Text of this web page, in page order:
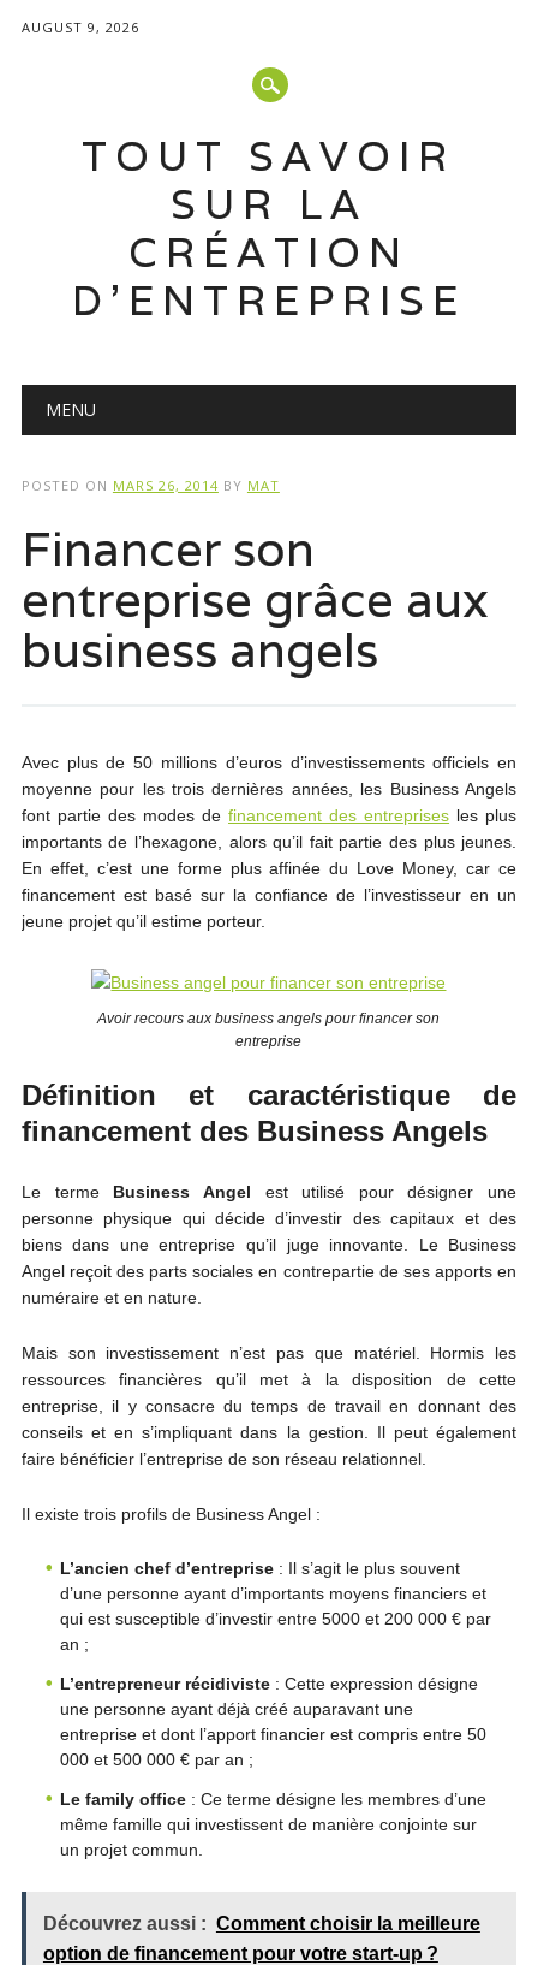
AUGUST 9, 2026
TOUT SAVOIR
SUR LA
CRÉATION
D'ENTREPRISE
Main menu
MENU
POSTED ON MARS 26, 2014 BY MAT
Financer son
entreprise grâce aux
business angels
Avec plus de 50 millions d’euros d’investissements officiels en
moyenne pour les trois dernières années, les Business Angels
font partie des modes definancement des entreprises les plus
importants de l’hexagone, alors qu’il fait partie des plus jeunes.
En effet, c’est une forme plus affinée du Love Money, car ce
financement est basé sur la confiance de l’investisseur en un
jeune projet qu’il estime porteur.
Avoir recours aux business angels pour financer son
entreprise
Définition et caractéristique de
financement des Business Angels
Le terme Business Angel est utilisé pour désigner une
personne physique qui décide d’investir des capitaux et des
biens dans une entreprise qu’il juge innovante. Le Business
Angel reçoit des parts sociales en contrepartie de ses apports en
numéraire et en nature.
Mais son investissement n’est pas que matériel. Hormis les
ressources financières qu’il met à la disposition de cette
entreprise, il y consacre du temps de travail en donnant des
conseils et en s’impliquant dans la gestion. Il peut également
faire bénéficier l’entreprise de son réseau relationnel.
Il existe trois profils de Business Angel :
L’ancien chef d’entreprise: Il s’agit le plus souvent
d’une personne ayant d’importants moyens financiers et
qui est susceptible d’investir entre 5000 et 200 000 € par
an ;
L’entrepreneur récidiviste: Cette expression désigne
une personne ayant déjà créé auparavant une
entreprise et dont l’apport financier est compris entre 50
000 et 500 000 € par an ;
Le family office: Ce terme désigne les membres d’une
même famille qui investissent de manière conjointe sur
un projet commun.
Découvrez aussi : Comment choisir la meilleure
option de financement pour votre start-up ?